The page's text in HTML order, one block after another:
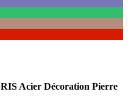
Acier Décoration Pierre